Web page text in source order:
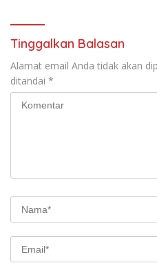
Tinggalkan Balasan
Alamat email Anda tidak akan
ditandai *